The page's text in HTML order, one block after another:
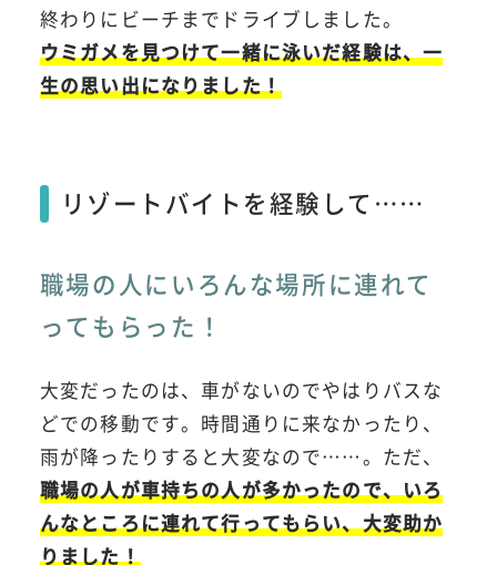
終わりにビーチまでドライブしました。
ウミガメを見つけて一緒に泳いだ経験は、一
生の思い出になりました！
リゾートバイトを経験して……
職場の人にいろんな場所に連れて
ってもらった！
大変だったのは、車がないのでやはりバスな
どでの移動です。時間通りに来なかったり、
雨が降ったりすると大変なので……。ただ、
職場の人が車持ちの人が多かったので、いろ
んなところに連れて行ってもらい、大変助か
りました！